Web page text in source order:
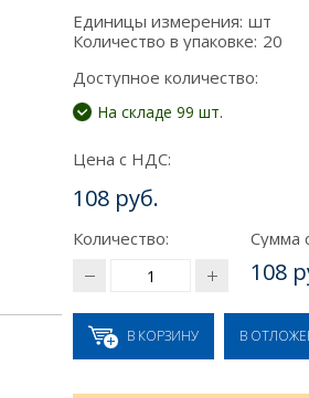
Единицы измерения: шт
Количество в упаковке: 20
Доступное количество:
На складе 99 шт.
Цена с НДС:
108 руб.
Количество: Сумма
108
В КОРЗИНУ В